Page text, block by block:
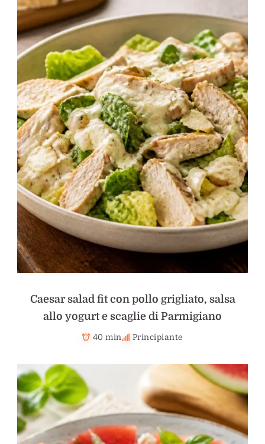
Caesar salad fit con pollo grigliato, salsa
allo yogurt e scaglie di Parmigiano
40 min Principiante